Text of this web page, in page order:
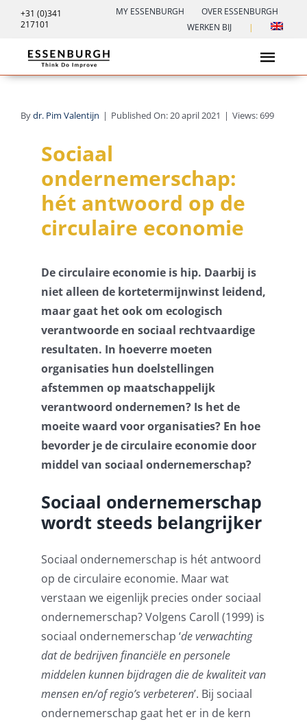
naar
inhoud
+31 (0)341
217101
MY ESSENBURGH
OVER ESSENBURGH
WERKEN BIJ
|
Transformatiespel
Verdienmodellen spel
Contact
Bydr. Pim Valentijn | Published On: 20 april 2021 | Views: 699
Sociaal
ondernemerschap:
hét antwoord op de
circulaire economie
De circulaire economie is hip. Daarbij is
niet alleen de kortetermijnwinst leidend,
maar gaat het ook om ecologisch
verantwoorde en sociaal rechtvaardige
resultaten. In hoeverre moeten
organisaties hun doelstellingen
afstemmen op maatschappelijk
verantwoord ondernemen? Is het de
moeite waard voor organisaties? En hoe
bevorder je de circulaire economie door
middel van sociaal ondernemerschap?
Sociaal ondernemerschap
wordt steeds belangrijker
Sociaal ondernemerschap is hét antwoord
op de circulaire economie. Maar wat
verstaan we eigenlijk precies onder sociaal
ondernemerschap? Volgens Caroll (1999) is
sociaal ondernemerschap ‘de verwachting
dat de bedrijven financiële en personele
middelen kunnen bijdragen die de kwaliteit van
mensen en/of regio’s verbeteren’. Bij sociaal
ondernemerschap gaat het er in de kern